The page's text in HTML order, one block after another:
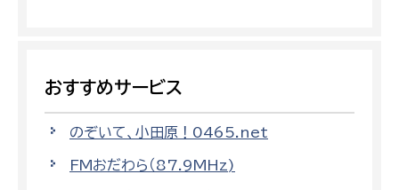
おすすめサービス
のぞいて、小田原！0465.net
FMおだわら（87.9MHz)